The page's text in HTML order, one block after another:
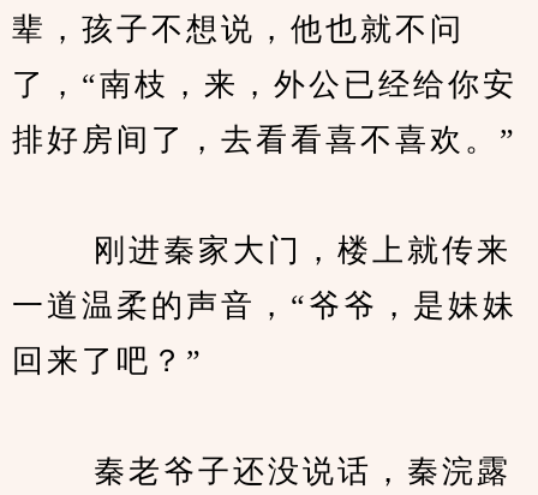
辈，孩子不想说，他也就不问
了，“南枝，来，外公已经给你安
排好房间了，去看看喜不喜欢。”
刚进秦家大门，楼上就传来
一道温柔的声音，“爷爷，是妹妹
回来了吧？”
秦老爷子还没说话，秦浣露